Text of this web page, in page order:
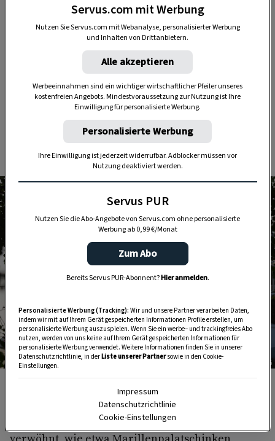
Foto: W9 Studios OG
Der Isserwirt in Lans, ein Traditionsbetrieb in Tirol.
Zum Nachtisch wird man mit Klassikern
Servus.com mit Werbung
Nutzen Sie Servus.com mit Webanalyse, personalisierter Werbung
und Inhalten von Drittanbietern.
Alle akzeptieren
Werbeeinnahmen sind ein wichtiger wirtschaftlicher Pfeiler unseres
kostenfreien Angebots. Mindestvoraussetzung zur Nutzung ist Ihre
Einwilligung für personalisierte Werbung.
Personalisierte Werbung
Ihre Einwilligung ist jederzeit widerrufbar. Adblocker müssen vor
Nutzung deaktiviert werden.
Servus PUR
Nutzen Sie die Abo-Angebote von Servus.com ohne personalisierte
Werbung ab 0,99 €/Monat
Zum Abo
Bereits Servus PUR-Abonnent?Hier anmelden.
Personalisierte Werbung (Tracking): Wir und unsere Partner verarbeiten Daten,
indem wir mit auf Ihrem Gerät gespeicherten Informationen Profile erstellen, um
personalisierte Werbung auszuspielen. Wenn Sie ein werbe– und trackingfreies Abo
nutzen, werden von uns keine auf Ihrem Gerät gespeicherten Informationen für
personalisierte Werbung verwendet. Weitere Informationen finden Sie in unserer
Datenschutzrichtlinie, in derListe unserer Partnersowie in den Cookie-
Einstellungen.
Impressum
Datenschutzrichtlinie
Cookie-Einstellungen